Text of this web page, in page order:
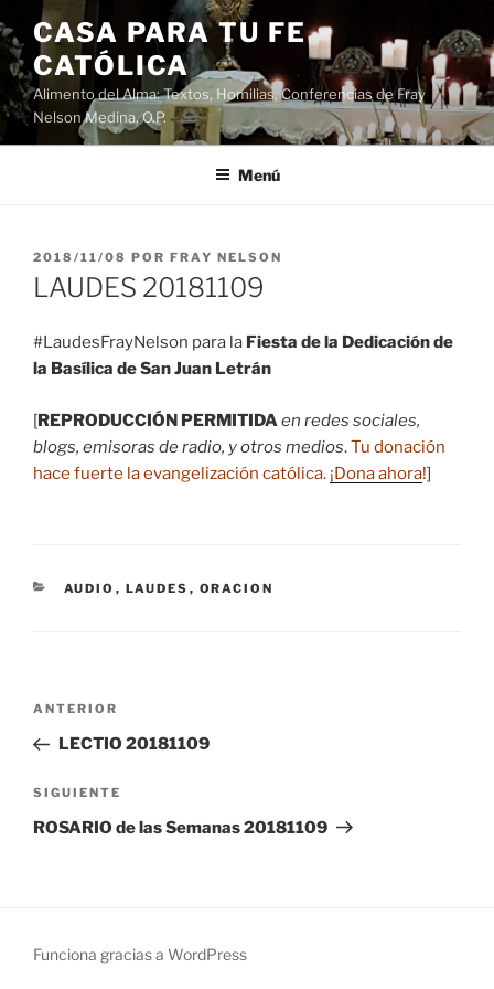
Saltar
al
contenido
CASA PARA TU FE
CATÓLICA
Alimento del Alma: Textos, Homilias, Conferencias de Fray
Nelson Medina, O.P.
Menú
PUBLICADO
EL
2018/11/08 POR FRAY NELSON
LAUDES 20181109
#LaudesFrayNelson para la Fiesta de la Dedicación de
la Basílica de San Juan Letrán
[REPRODUCCIÓN PERMITIDAen redes sociales,
blogs, emisoras de radio, y otros medios.Tu donación
hace fuerte la evangelización católica. ¡Dona ahora!]
CATEGORÍAS
AUDIO , LAUDES , ORACION
Navegación
entradas
Entrada
anterior:
ANTERIOR
LECTIO 20181109
Siguiente
entrada
SIGUIENTE
ROSARIO de las Semanas 20181109
Funciona gracias a WordPress